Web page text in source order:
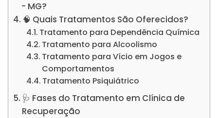
- MG?
🧠 Quais Tratamentos São Oferecidos?
Tratamento para Dependência Química
Tratamento para Alcoolismo
Tratamento para Vício em Jogos e
Comportamentos
Tratamento Psiquiátrico
🩺 Fases do Tratamento em Clínica de
Recuperação